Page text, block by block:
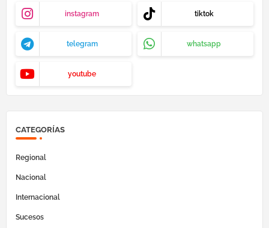
instagram tiktok
telegram whatsapp
youtube
CATEGORÍAS
Regional
Nacional
Internacional
Sucesos